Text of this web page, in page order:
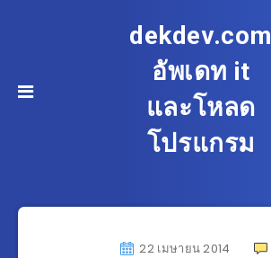
dekdev.com
อัพเดท it
และโหลด
โปรแกรม
22 เมษายน 2014